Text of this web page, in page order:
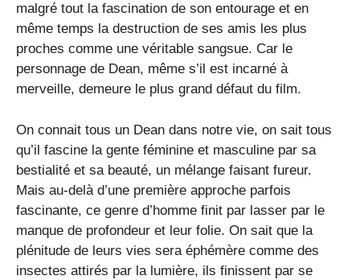
malgré tout la fascination de son entourage et en
même temps la destruction de ses amis les plus
proches comme une véritable sangsue. Car le
personnage de Dean, même s’il est incarné à
merveille, demeure le plus grand défaut du film.
On connait tous un Dean dans notre vie, on sait tous
qu’il fascine la gente féminine et masculine par sa
bestialité et sa beauté, un mélange faisant fureur.
Mais au-delà d’une première approche parfois
fascinante, ce genre d’homme finit par lasser par le
manque de profondeur et leur folie. On sait que la
plénitude de leurs vies sera éphémère comme des
insectes attirés par la lumière, ils finissent par se